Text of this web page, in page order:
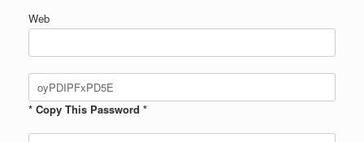
Web
* Copy This Password *